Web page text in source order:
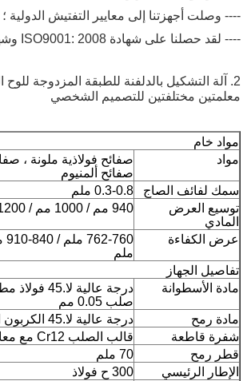
---- وصلت أجهزتنا إلى معايير التفتيش الدولية ؛
---- لقد حصلنا على شهادة ISO9001: 2008 وشهادة CE ؛
2. آلة التشكيل بالدلفنة للطبقة المزدوجة
معلمتين مختلفتين للتصميم الشخصي
مواد خام
مواد
صفائح فولاذية ملونة ،
صفائح ألمنيوم
سمك لفائف الصاج
0.3-0.8 ملم
توسيع العرض
المادي
940 مم / 1000 مم / 1200 مم
عرض الكفاءة
ملم
تفاصيل الجهاز
مادة الأسطوانة
درجة عالية
صلب 0.05 مم
مادة رمح
درجة عالية لا.45 الكربون الصلب المطاوع
شفرة قاطعة
قالب الصلب Cr12 مع معالجة مروية
قطر رمح
70 ملم
الإطار الرئيسي
300 ح فولاذ